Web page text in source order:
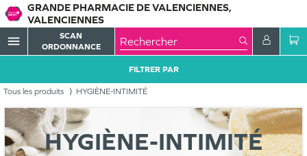
GRANDE PHARMACIE DE VALENCIENNES,
VALENCIENNES
menu
SCAN
ORDONNANCE
Tous les produits HYGIÈNE-INTIMITÉ
FILTRER PAR
HYGIÈNE-INTIMITÉ